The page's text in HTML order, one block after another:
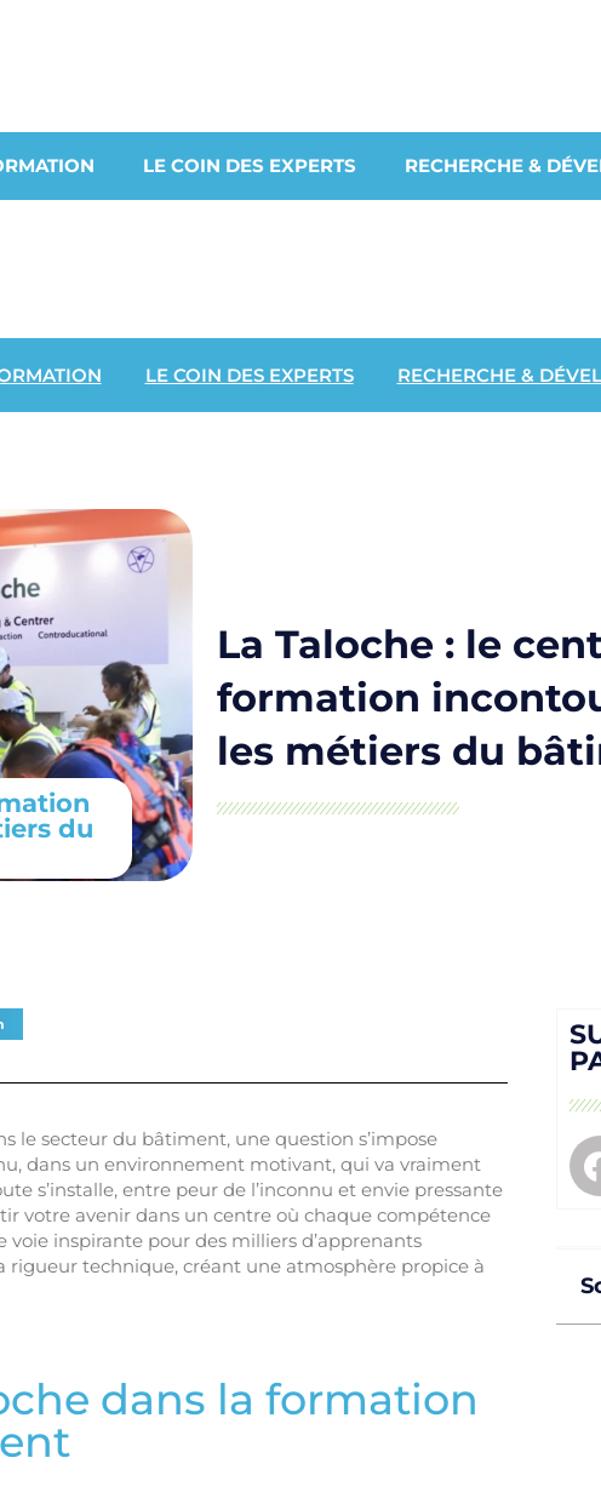
LE COIN DES EXPERTS RECHERCHE &
LE COIN DES EXPERTS RECHERCHE &
du
La Taloche : le
formation
les métiers du
le secteur du bâtiment, une question s’impose
dans un environnement motivant, qui va vraiment
s’installe, entre peur de l’inconnu et envie pressante
votre avenir dans un centre où chaque compétence
voie inspirante pour des milliers d’apprenants
rigueur technique, créant une atmosphère propice à
dans la formation